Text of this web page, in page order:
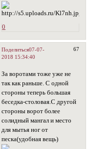
0
Поделиться 67
07-07-
2018 15:34:40
За воротами тоже уже не
так как раньше. С одной
стороны теперь большая
беседка-столовая.С другой
стороны ворот более
солидный мангал и место
для мытья ног от
песка(удобная вещь)